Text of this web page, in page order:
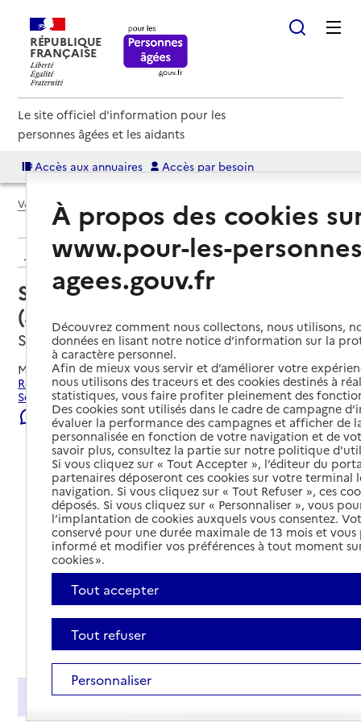
RÉPUBLIQUE
FRANÇAISE
Le site officiel d'information pour les
personnes âgées et les aidants
Accès aux annuaires Accès par besoin
Voir le fil d’Ariane
Retour aux résultats de l'annuaire
Service autonomie à domicile
(aide) – Aux bons soins
Sélestat, BAS-RHIN
Mis à jour le06/08/2026
Rechercher les établissements et services autour de
Sélestat.
Signaler une erreur
Présentation
À propos des cookies
www.pour-les-
agees.gouv.fr
Découvrez comment nous collectons, nous utilisons,
données en lisant notre notice d’information sur la
à caractère personnel.
Afin de mieux vous servir et d’améliorer votre
nous utilisons des traceurs et des cookies destinés à
statistiques, vous faire profiter pleinement des
Des cookies sont utilisés dans le cadre de campagne
évaluer la performance des campagnes et afficher de
personnalisée en fonction de votre navigation et de
savoir plus, consultez la partie sur notre politique
Si vous cliquez sur « Tout Accepter », l’éditeur du
partenaires déposeront ces cookies sur votre terminal
navigation. Si vous cliquez sur « Tout Refuser », ces
déposés. Si vous cliquez sur « Personnaliser », vous
l’implantation de cookies auxquels vous consentez.
conservé pour une durée maximale de 13 mois et
informé et modifier vos préférences à tout moment
cookies ».
Tout accepter
Tout refuser
Personnaliser